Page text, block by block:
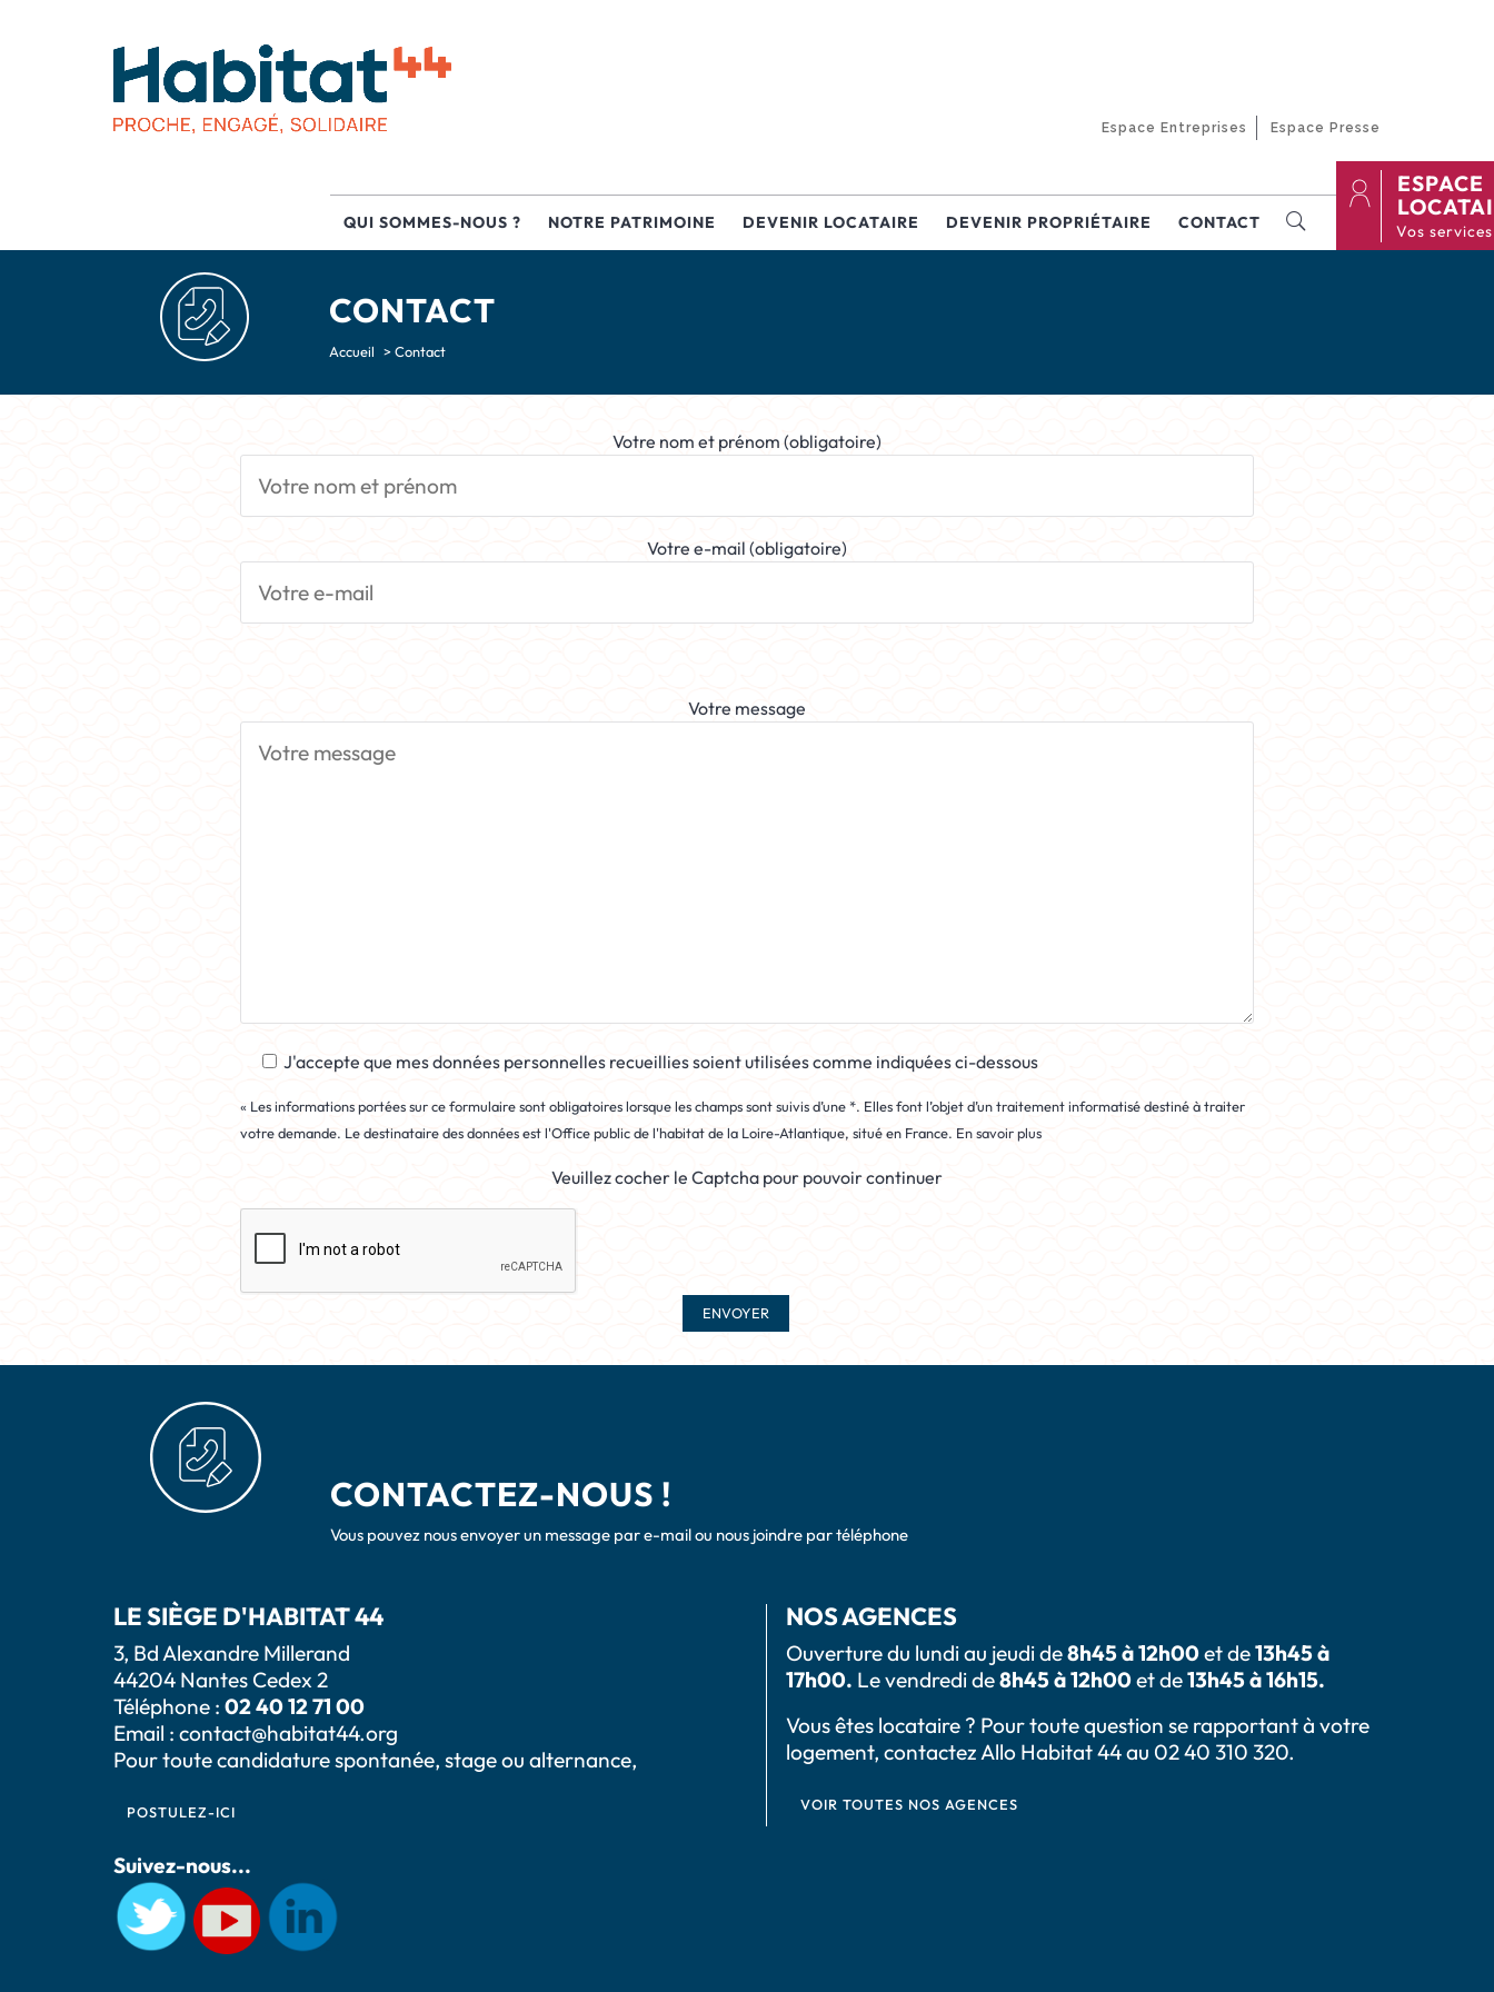
QUI SOMMES-NOUS ? NOTRE PATRIMOINE DEVENIR LOCATAIRE DEVENIR PROPRIÉTAIRE CONTACT
ESPACE
Espace Entreprises Espace Presse
CONTACT
Accueil >Contact
Votre nom et prénom (obligatoire)
Votre e-mail (obligatoire)
Votre message
J'accepte que mes données personnelles recueillies soient utilisées comme indiquées ci-dessous
« Les informations portées sur ce formulaire sont obligatoires lorsque les champs sont suivis d’une *. Elles font l’objet d’un traitement informatisé destiné à traiter
votre demande. Le destinataire des données est l'Office public de l'habitat de la Loire-Atlantique, situé en France. En savoir plus
Veuillez cocher le Captcha pour pouvoir continuer
CONTACTEZ-NOUS !
Vous pouvez nous envoyer un message par e-mail ou nous joindre par téléphone
LE SIÈGE D'HABITAT 44
3, Bd Alexandre Millerand
44204 Nantes Cedex 2
Téléphone : 02 40 12 71 00
Email : contact@habitat44.org
Pour toute candidature spontanée, stage ou alternance,
POSTULEZ-ICI
Suivez-nous...
NOS AGENCES
Ouverture du lundi au jeudi de8h45 à 12h00et de13h45 à
17h00. Le vendredi de8h45 à 12h00et de13h45 à 16h15.
Vous êtes locataire ? Pour toute question se rapportant à votre
logement, contactez Allo Habitat 44 au 02 40 310 320.
VOIR TOUTES NOS AGENCES